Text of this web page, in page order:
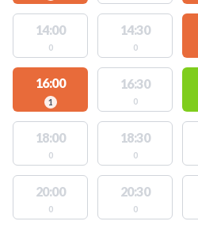
14:00
0
14:30
0
16:00
1
16:30
0
18:00
0
18:30
0
20:00
0
20:30
0